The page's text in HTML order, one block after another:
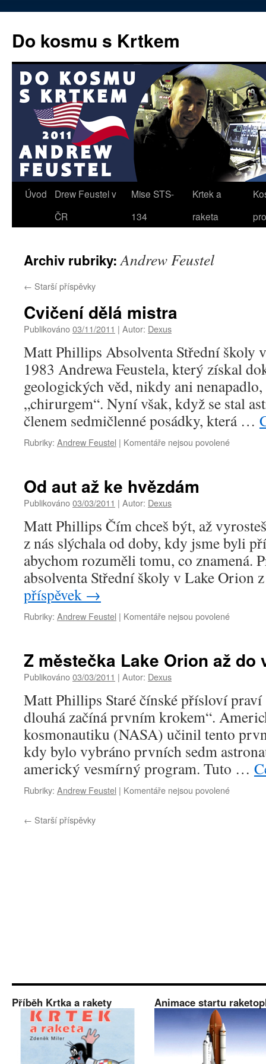
obsahu
webu
Do kosmu s Krtkem
Úvod
Drew Feustel v
ČR
Mise STS-
134
Krtek a
raketa
Archiv rubriky:Andrew Feustel
← Starší příspěvky
Cvičení dělá mistra
Publikováno03/11/2011 | Autor: Dexus
Matt Phillips Absolventa Střední školy
1983 Andrewa Feustela, který získal
geologických věd, nikdy ani nenapadlo,
„chirurgem“. Nyní však, když se stal
členem sedmičlenné posádky, která …
Rubriky: Andrew Feustel | Komentáře nejsou povolenéu
Od aut až ke hvězdám
Publikováno03/03/2011 | Autor: Dexus
Matt Phillips Čím chceš být, až
z nás slýchala od doby, kdy jsme byli
abychom rozuměli tomu, co znamená.
absolventa Střední školy v Lake
příspěvek →
Rubriky: Andrew Feustel | Komentáře nejsou povolenéu
Od
ke
hvězdám
Z městečka Lake Orion až do
Publikováno03/03/2011 | Autor: Dexus
Matt Phillips Staré čínské přísloví
dlouhá začíná prvním krokem“.
kosmonautiku (NASA) učinil tento
kdy bylo vybráno prvních sedm
americký vesmírný program. Tuto …
Rubriky: Andrew Feustel | Komentáře nejsou povolenéu
← Starší příspěvky
Příběh Krtka a rakety Animace startu